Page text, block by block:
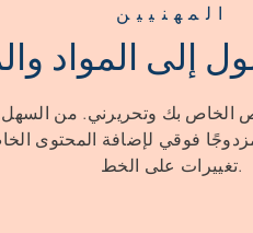
المهنيين
إلى المواد
الخاص بك وتحريرني. من
فوقي لإضافة المحتوى
تغييرات على الخط.